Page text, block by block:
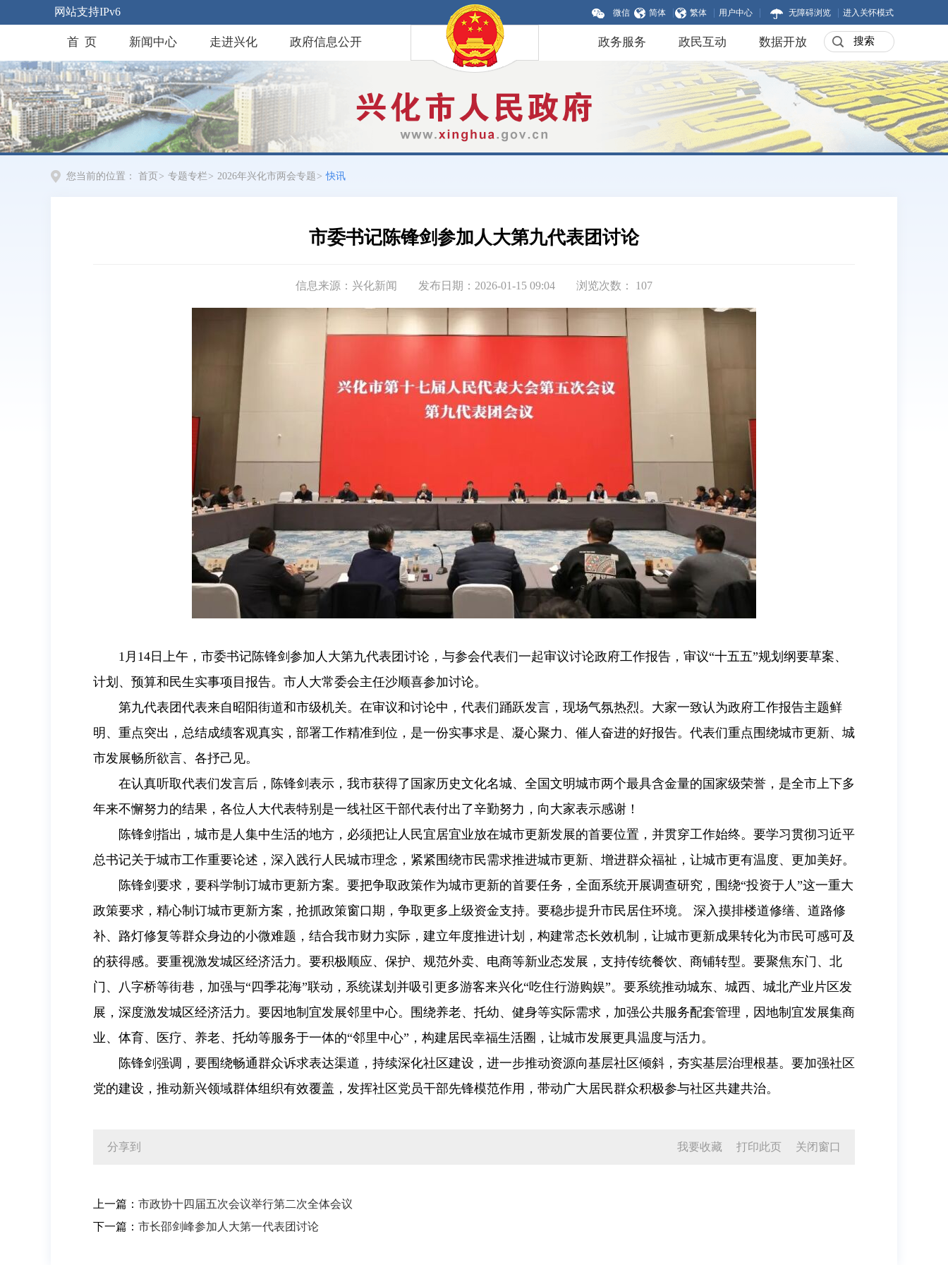
网站支持IPv6 微信 简体 繁体 用户中心 无障碍浏览 进入关怀模式
首 页 新闻中心 走进兴化 政府信息公开 政务服务 政民互动 数据开放
您当前的位置： 首页 > 专题专栏 > 2026年兴化市两会专题 > 快讯
市委书记陈锋剑参加人大第九代表团讨论
信息来源：兴化新闻 发布日期：2026-01-15 09:04 浏览次数： 107
1月14日上午，市委书记陈锋剑参加人大第九代表团讨论，与参会代表们一起审议讨论政府工作报告，审议“十五五”规划纲要草案、
计划、预算和民生实事项目报告。市人大常委会主任沙顺喜参加讨论。
第九代表团代表来自昭阳街道和市级机关。在审议和讨论中，代表们踊跃发言，现场气氛热烈。大家一致认为政府工作报告主题鲜
明、重点突出，总结成绩客观真实，部署工作精准到位，是一份实事求是、凝心聚力、催人奋进的好报告。代表们重点围绕城市更新、城
市发展畅所欲言、各抒己见。
在认真听取代表们发言后，陈锋剑表示，我市获得了国家历史文化名城、全国文明城市两个最具含金量的国家级荣誉，是全市上下多
年来不懈努力的结果，各位人大代表特别是一线社区干部代表付出了辛勤努力，向大家表示感谢！
陈锋剑指出，城市是人集中生活的地方，必须把让人民宜居宜业放在城市更新发展的首要位置，并贯穿工作始终。要学习贯彻习近平
总书记关于城市工作重要论述，深入践行人民城市理念，紧紧围绕市民需求推进城市更新、增进群众福祉，让城市更有温度、更加美好。
陈锋剑要求，要科学制订城市更新方案。要把争取政策作为城市更新的首要任务，全面系统开展调查研究，围绕“投资于人”这一重大
政策要求，精心制订城市更新方案，抢抓政策窗口期，争取更多上级资金支持。要稳步提升市民居住环境。 深入摸排楼道修缮、道路修
补、路灯修复等群众身边的小微难题，结合我市财力实际，建立年度推进计划，构建常态长效机制，让城市更新成果转化为市民可感可及
的获得感。要重视激发城区经济活力。要积极顺应、保护、规范外卖、电商等新业态发展，支持传统餐饮、商铺转型。要聚焦东门、北
门、八字桥等街巷，加强与“四季花海”联动，系统谋划并吸引更多游客来兴化“吃住行游购娱”。要系统推动城东、城西、城北产业片区发
展，深度激发城区经济活力。要因地制宜发展邻里中心。围绕养老、托幼、健身等实际需求，加强公共服务配套管理，因地制宜发展集商
业、体育、医疗、养老、托幼等服务于一体的“邻里中心”，构建居民幸福生活圈，让城市发展更具温度与活力。
陈锋剑强调，要围绕畅通群众诉求表达渠道，持续深化社区建设，进一步推动资源向基层社区倾斜，夯实基层治理根基。要加强社区
党的建设，推动新兴领域群体组织有效覆盖，发挥社区党员干部先锋模范作用，带动广大居民群众积极参与社区共建共治。
分享到 我要收藏 打印此页 关闭窗口
上一篇： 市政协十四届五次会议举行第二次全体会议
下一篇： 市长邵剑峰参加人大第一代表团讨论